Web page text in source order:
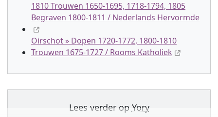
1810 Trouwen 1650-1695, 1718-1794, 1805
Begraven 1800-1811 / Nederlands Hervormde
Oirschot » Dopen 1720-1772, 1800-1810
Trouwen 1675-1727 / Rooms Katholiek
Lees verder op Yory